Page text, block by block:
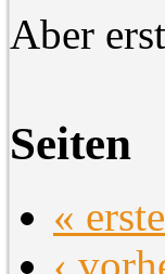
Aber
Seiten
«